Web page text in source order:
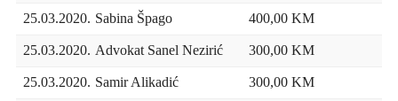
25.03.2020. Sabina Špago
400,00 KM
25.03.2020. Advokat Sanel Nezirić
300,00 KM
25.03.2020. Samir Alikadić 300,00 KM